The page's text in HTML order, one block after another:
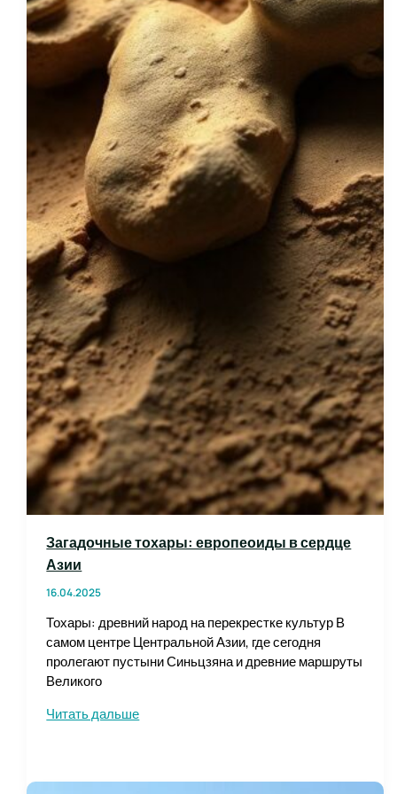
Загадочные тохары: европеоиды в сердце
Азии
16.04.2025
Тохары: древний народ на перекрестке культур В
самом центре Центральной Азии, где сегодня
пролегают пустыни Синьцзяна и древние маршруты
Великого
Загадочные
Читать дальше